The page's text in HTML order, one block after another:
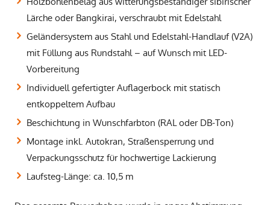
Lärche oder Bangkirai, verschraubt mit Edelstahl
Geländersystem aus Stahl und Edelstahl-Handlauf (V2A)
mit Füllung aus Rundstahl – auf Wunsch mit LED-
Vorbereitung
Individuell gefertigter Auflagerbock mit statisch
entkoppeltem Aufbau
Beschichtung in Wunschfarbton (RAL oder DB-Ton)
Montage inkl. Autokran, Straßensperrung und
Verpackungsschutz für hochwertige Lackierung
Laufsteg-Länge: ca. 10,5 m